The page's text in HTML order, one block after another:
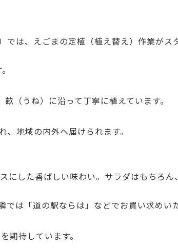
は、えごまの定植（植え替え）作業がス
（うね）に沿って丁寧に植えています。
地域の内外へ届けられます。
にした香ばしい味わい。サラダはもちろん
は「道の駅ならは」などでお買い求めいた
期待しています。